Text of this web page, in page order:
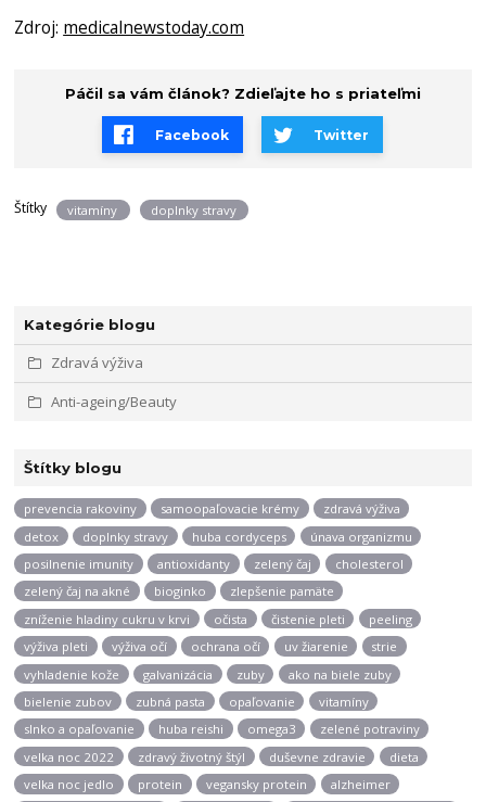
Kategórie blogu
Zdravá výživa
Anti-ageing/Beauty
Štítky blogu
prevencia rakoviny samoopaľovacie krémy
zdravá výživa
detox
doplnky stravy huba cordyceps
únava organizmu
posilnenie imunity
antioxidanty zelený čaj
cholesterol
zelený čaj na akné
bioginko
zlepšenie pamäte
zníženie hladiny cukru v krvi
očista čistenie pleti
peeling
výživa pleti
výživa očí ochrana očí uv žiarenie
strie
vyhladenie kože
galvanizácia zuby
ako na biele zuby
bielenie zubov
zubná pasta opaľovanie
vitamíny
slnko a opaľovanie
huba reishi omega3
zelené potraviny
velka noc 2022
zdravý životný štýl duševne zdravie
dieta
velka noc jedlo
protein vegansky protein
alzheimer
Zdroj: medicalnewstoday.com
Páčil sa vám článok? Zdieľajte ho s priateľmi
Facebook Twitter
Štítky vitamíny doplnky stravy